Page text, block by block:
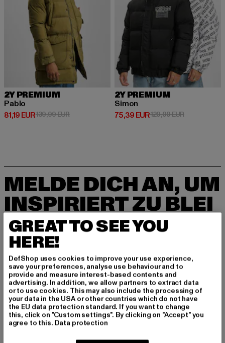
2Y PREMIUM
Pablo
81,19 EUR
Derzeitiger Preis: 81,19 EUR
139,99 EURAktionspreis: 139,99 EUR
2Y PREMIUM
Simon
75,39 EUR
Derzeitiger Preis: 75,39 EUR
129,99 EURAktionspreis:
MELDE DICH AN, UM
INSPIRIERT ZU BLEI
BEN!
Melde dich hier für unseren Newsletter an und
erhalte künftig Informationen über aktuelle Tre
nds, Angebote und Gutscheine von DefShop p
er E-Mail!
An welchen Produkten bist du interessiert?
MÄNNER
GREAT TO SEE YOU
HERE!
DefShop uses cookies to improve your use experience,
save your preferences, analyse use behaviour and to
provide and measure interest-based contents and
advertising. In addition, we allow partners to extract data
or to use cookies. This may also include the processing of
your data in the USA or other countries which do not have
the EU data protection standard. If you want to change
this, click on "Custom settings". By clicking on "Accept" you
agree to this. Data protection